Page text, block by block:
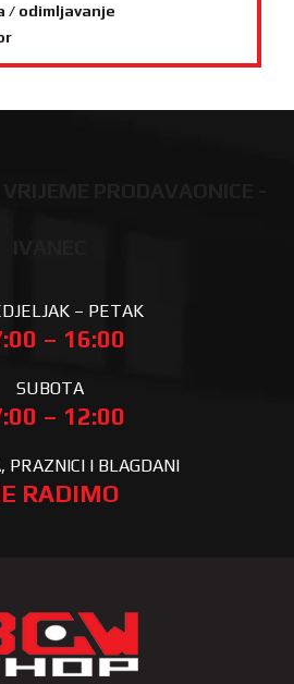
/ odimljavanje
– PETAK
– 16:00
SUBOTA
– 12:00
PRAZNICI I BLAGDANI
RADIMO